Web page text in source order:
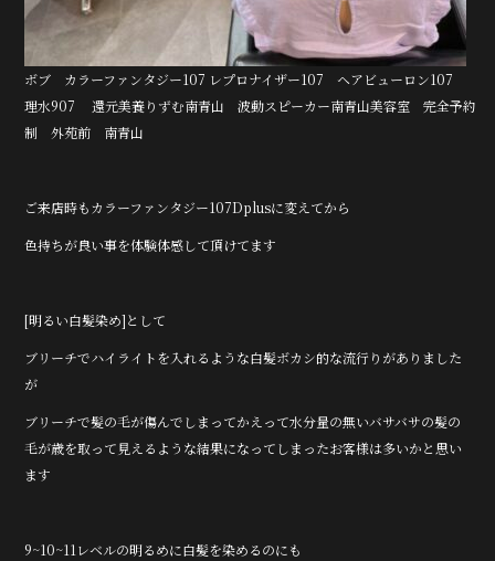
ボブ カラーファンタジー107 レプロナイザー107 ヘアビューロン107
理水907 還元美養りずむ南青山 波動スピーカー南青山美容室 完全予約
制 外苑前 南青山
ご来店時もカラーファンタジー107Dplusに変えてから
色持ちが良い事を体験体感して頂けてます
[明るい白髪染め]として
ブリーチでハイライトを入れるような白髪ボカシ的な流行りがありました
が
ブリーチで髪の毛が傷んでしまってかえって水分量の無いバサバサの髪の
毛が歳を取って見えるような結果になってしまったお客様は多いかと思い
ます
9~10~11レベルの明るめに白髪を染めるのにも